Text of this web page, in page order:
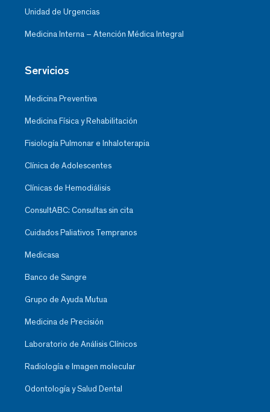
Unidad de Urgencias
Medicina Interna – Atención Médica Integral
Servicios
Medicina Preventiva
Medicina Física y Rehabilitación
Fisiología Pulmonar e Inhaloterapia
Clínica de Adolescentes
Clínicas de Hemodiálisis
ConsultABC: Consultas sin cita
Cuidados Paliativos Tempranos
Medicasa
Banco de Sangre
Grupo de Ayuda Mutua
Medicina de Precisión
Laboratorio de Análisis Clínicos
Radiología e Imagen molecular
Odontología y Salud Dental